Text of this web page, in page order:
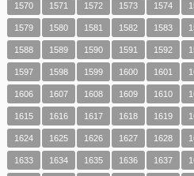
1570 1571 1572 1573 1574
1579 1580 1581 1582 1583
1588 1589 1590 1591 1592
1597 1598 1599 1600 1601
1606 1607 1608 1609 1610
1615 1616 1617 1618 1619
1624 1625 1626 1627 1628
1633 1634 1635 1636 1637